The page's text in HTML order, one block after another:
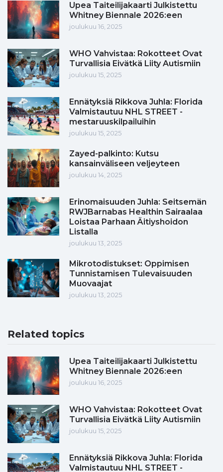
Upea Taiteilijakaarti Julkistettu
Whitney Biennale 2026:een
joulukuu 16, 2025
WHO Vahvistaa: Rokotteet Ovat
Turvallisia Eivätkä Liity Autismiin
joulukuu 15, 2025
Ennätyksiä Rikkova Juhla: Florida
Valmistautuu NHL STREET -
mestaruuskilpailuihin
joulukuu 15, 2025
Zayed-palkinto: Kutsu
kansainväliseen veljeyteen
joulukuu 14, 2025
Erinomaisuuden Juhla: Seitsemän
RWJBarnabas Healthin Sairaalaa
Loistaa Parhaan Äitiyshoidon
Listalla
joulukuu 13, 2025
Mikrotodistukset: Oppimisen
Tunnistamisen Tulevaisuuden
Muovaajat
joulukuu 13, 2025
Related topics
Upea Taiteilijakaarti Julkistettu
Whitney Biennale 2026:een
joulukuu 16, 2025
WHO Vahvistaa: Rokotteet Ovat
Turvallisia Eivätkä Liity Autismiin
joulukuu 15, 2025
Ennätyksiä Rikkova Juhla: Florida
Valmistautuu NHL STREET -